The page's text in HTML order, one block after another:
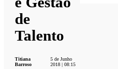
de
Talento
Titiana
Barroso
5 de Junho
2018 | 08:15